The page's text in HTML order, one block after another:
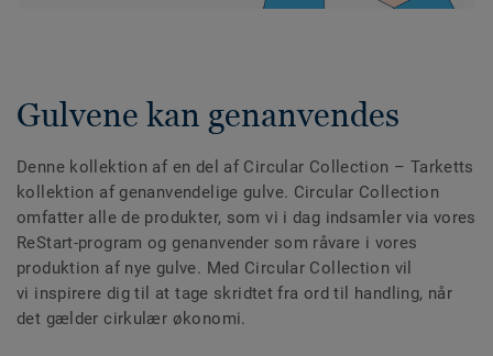
Gulvene kan genanvendes
Denne kollektion af en del af Circular Collection – Tarketts
kollektion af genanvendelige gulve. Circular Collection
omfatter alle de produkter, som vi i dag indsamler via vores
ReStart-program og genanvender som råvare i vores
produktion af nye gulve. Med Circular Collection vil
vi inspirere dig til at tage skridtet fra ord til handling, når
det gælder cirkulær økonomi.